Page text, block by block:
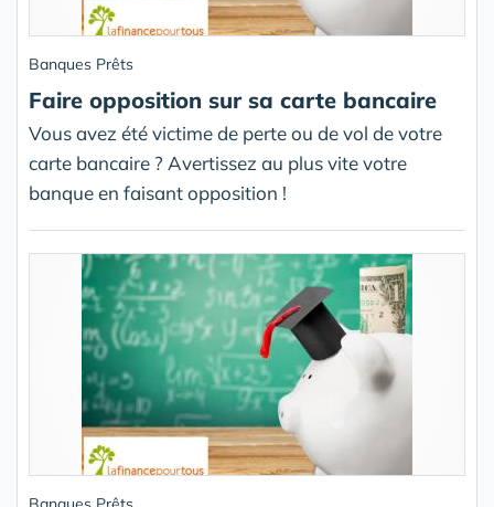
Banques Prêts
Faire opposition sur sa carte bancaire
Vous avez été victime de perte ou de vol de votre
carte bancaire ? Avertissez au plus vite votre
banque en faisant opposition !